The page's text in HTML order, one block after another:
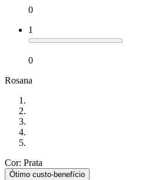
0
1
0
Rosana
Cor: Prata
Ótimo custo-benefício